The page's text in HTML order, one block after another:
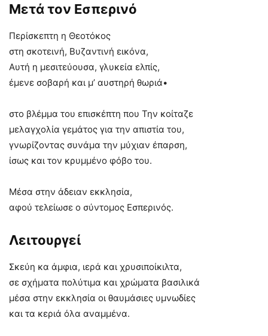
Μετά τον Εσπερινό
Περίσκεπτη η Θεοτόκος
στη σκοτεινή, Βυζαντινή εικόνα,
Αυτή η μεσιτεύουσα, γλυκεία ελπίς,
έμενε σοβαρή και μ’ αυστηρή θωριά•
στο βλέμμα του επισκέπτη που Την κοίταζε
μελαγχολία γεμάτος για την απιστία του,
γνωρίζοντας συνάμα την μύχιαν έπαρση,
ίσως και τον κρυμμένο φόβο του.
Μέσα στην άδειαν εκκλησία,
αφού τελείωσε ο σύντομος Εσπερινός.
Λειτουργεί
Σκεύη κα άμφια, ιερά και χρυσιποίκιλτα,
σε σχήματα πολύτιμα και χρώματα βασιλικά
μέσα στην εκκλησία οι θαυμάσιες υμνωδίες
και τα κεριά όλα αναμμένα.